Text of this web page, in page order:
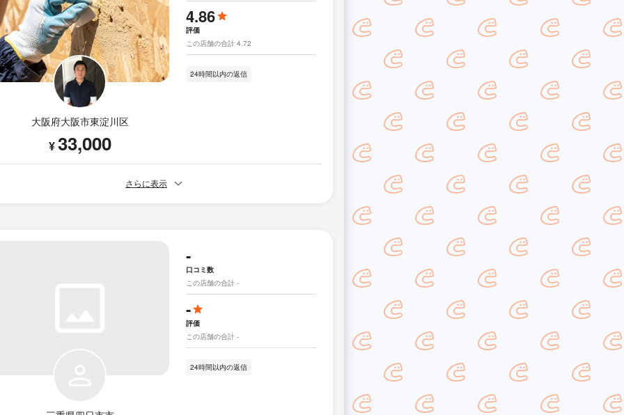
大阪府大阪市東淀川区
¥33,000
4.86
評価
この店舗の合計 4.72
24時間以内の返信
さらに表示
-
口コミ数
この店舗の合計 -
-
評価
この店舗の合計 -
24時間以内の返信